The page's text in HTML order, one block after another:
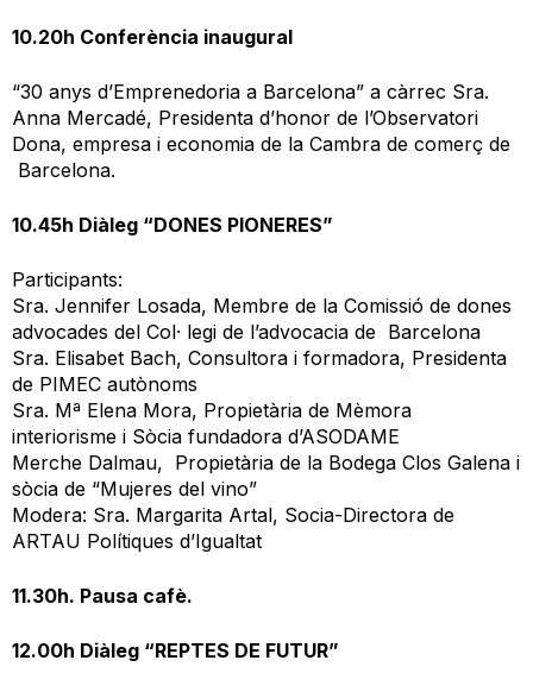
10.20h Conferència inaugural
“30 anys d’Emprenedoria a Barcelona” a càrrec Sra.
Anna Mercadé, Presidenta d’honor de l’Observatori
Dona, empresa i economia de la Cambra de comerç de
Barcelona.
10.45h Diàleg “DONES PIONERES”
Participants:
Sra. Jennifer Losada, Membre de la Comissió de dones
advocades del Col· legi de l’advocacia de Barcelona
Sra. Elisabet Bach, Consultora i formadora, Presidenta
de PIMEC autònoms
Sra. Mª Elena Mora, Propietària de Mèmora
interiorisme i Sòcia fundadora d’ASODAME
Merche Dalmau, Propietària de la Bodega Clos Galena i
sòcia de “Mujeres del vino”
Modera: Sra. Margarita Artal, Socia-Directora de
ARTAU Polítiques d’Igualtat
11.30h. Pausa cafè.
12.00h Diàleg “REPTES DE FUTUR”